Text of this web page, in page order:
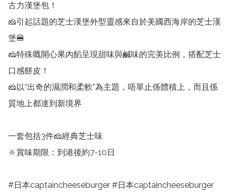
古力漢堡包！
🧀引起話題的芝士漢堡外型靈感來自於美國西海岸的芝士漢
堡🍔
🧀特殊嘅開心果內餡呈現甜味與鹹味的完美比例，搭配芝士
口感餅皮！
🧀以“出奇的濕潤和柔軟”為主題，唔單止係體積上，而且係
質地上都達到新境界
一套包括3件🧀經典芝士味
🔆賞味期限：到港後約7-10日
#日本captaincheeseburger #日本captaincheeseburger